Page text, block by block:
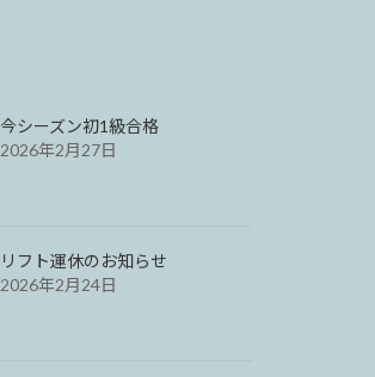
今シーズン初1級合格
2026年2月27日
リフト運休のお知らせ
2026年2月24日